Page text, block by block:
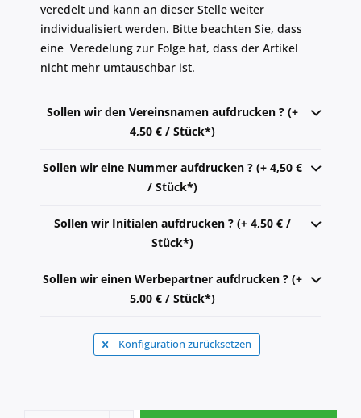
veredelt und kann an dieser Stelle weiter
individualisiert werden. Bitte beachten Sie, dass
eine Veredelung zur Folge hat, dass der Artikel
nicht mehr umtauschbar ist.
Sollen wir den Vereinsnamen aufdrucken ? (+
4,50 € / Stück*)
Sollen wir eine Nummer aufdrucken ? (+ 4,50 €
/ Stück*)
Sollen wir Initialen aufdrucken ? (+ 4,50 € /
Stück*)
Sollen wir einen Werbepartner aufdrucken ? (+
5,00 € / Stück*)
Konfiguration zurücksetzen